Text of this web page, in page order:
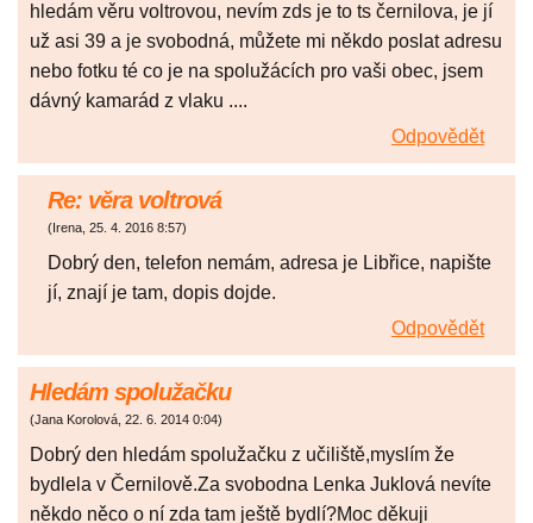
hledám věru voltrovou, nevím zds je to ts černilova, je jí
už asi 39 a je svobodná, můžete mi někdo poslat adresu
nebo fotku té co je na spolužácích pro vaši obec, jsem
dávný kamarád z vlaku ....
Odpovědět
Re: věra voltrová
( Irena, 25. 4. 2016 8:57)
Dobrý den, telefon nemám, adresa je Libřice, napište
jí, znají je tam, dopis dojde.
Odpovědět
Hledám spolužačku
(Jana Korolová, 22. 6. 2014 0:04)
Dobrý den hledám spolužačku z učiliště,myslím že
bydlela v Černilově.Za svobodna Lenka Juklová nevíte
někdo něco o ní zda tam ještě bydlí?Moc děkuji